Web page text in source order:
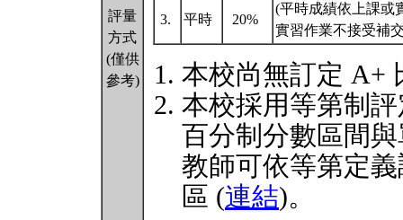
評量
方式
(僅供
參考)
3. 平時 20%
(平時成績依上課或
實習作業不接受補
本校尚無訂定 A+
本校採用等第制
百分制分數區間
教師可依等第定
區 (連結)。